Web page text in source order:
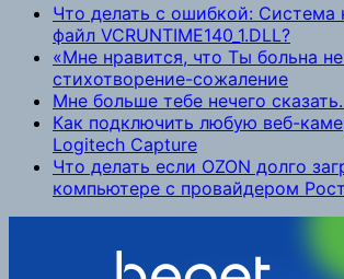
Что делать с ошибкой: Система
файл VCRUNTIME140_1.DLL?
«Мне нравится, что Ты больна
стихотворение-сожаление
Мне больше тебе нечего
Как подключить любую веб-
Logitech Capture
Что делать если OZON долго
компьютере с провайдером